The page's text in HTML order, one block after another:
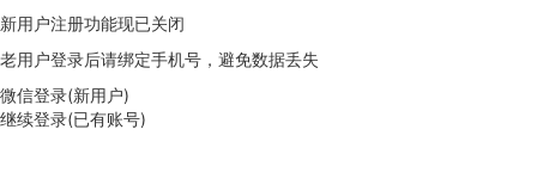
新用户注册功能现已关闭
老用户登录后请绑定手机号，避免数据丢失
微信登录(新用户)
继续登录(已有账号)